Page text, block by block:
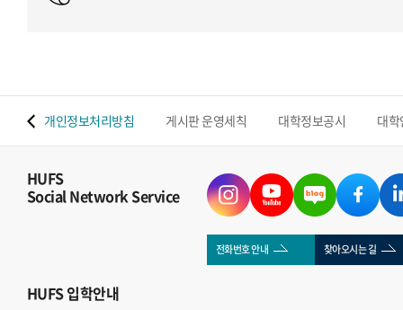
개인정보처리방침 게시판 운영세칙 대학정보공시 대
HUFS
Social Network Service
전화번호 안내 찾아오시는 길
HUFS입학안내